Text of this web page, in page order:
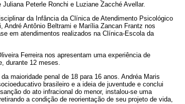
Peterle Ronchi e Luziane Zacché Avellar.
da Infância da Clínica de Atendimento Psicológico
André Antônio Beltrami e Marília Zancan Frantz nos
em atendimentos realizados na Clínica-Escola da
Ferreira nos apresentam uma experiência de
durante 12 meses.
maioridade penal de 18 para 16 anos. Andréa Maris
brasileiro e a ideia de juventude e conclui
do ato infracional do menor, instalou-se uma
a condição de reorientação de seu projeto de vida,